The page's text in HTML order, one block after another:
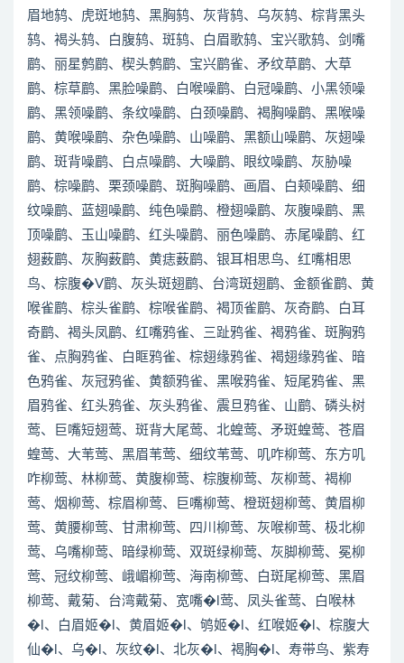
眉地鸫、虎斑地鸫、黑胸鸫、灰背鸫、乌灰鸫、棕背黑头
鸫、褐头鸫、白腹鸫、斑鸫、白眉歌鸫、宝兴歌鸫、剑嘴
鹛、丽星鹩鹛、楔头鹩鹛、宝兴鹛雀、矛纹草鹛、大草
鹛、棕草鹛、黑脸噪鹛、白喉噪鹛、白冠噪鹛、小黑领噪
鹛、黑领噪鹛、条纹噪鹛、白颈噪鹛、褐胸噪鹛、黑喉噪
鹛、黄喉噪鹛、杂色噪鹛、山噪鹛、黑额山噪鹛、灰翅噪
鹛、斑背噪鹛、白点噪鹛、大噪鹛、眼纹噪鹛、灰胁噪
鹛、棕噪鹛、栗颈噪鹛、斑胸噪鹛、画眉、白颊噪鹛、细
纹噪鹛、蓝翅噪鹛、纯色噪鹛、橙翅噪鹛、灰腹噪鹛、黑
顶噪鹛、玉山噪鹛、红头噪鹛、丽色噪鹛、赤尾噪鹛、红
翅薮鹛、灰胸薮鹛、黄痣薮鹛、银耳相思鸟、红嘴相思
鸟、棕腹�V鹛、灰头斑翅鹛、台湾斑翅鹛、金额雀鹛、黄
喉雀鹛、棕头雀鹛、棕喉雀鹛、褐顶雀鹛、灰奇鹛、白耳
奇鹛、褐头凤鹛、红嘴鸦雀、三趾鸦雀、褐鸦雀、斑胸鸦
雀、点胸鸦雀、白眶鸦雀、棕翅缘鸦雀、褐翅缘鸦雀、暗
色鸦雀、灰冠鸦雀、黄额鸦雀、黑喉鸦雀、短尾鸦雀、黑
眉鸦雀、红头鸦雀、灰头鸦雀、震旦鸦雀、山鹛、磷头树
莺、巨嘴短翅莺、斑背大尾莺、北蝗莺、矛斑蝗莺、苍眉
蝗莺、大苇莺、黑眉苇莺、细纹苇莺、叽咋柳莺、东方叽
咋柳莺、林柳莺、黄腹柳莺、棕腹柳莺、灰柳莺、褐柳
莺、烟柳莺、棕眉柳莺、巨嘴柳莺、橙斑翅柳莺、黄眉柳
莺、黄腰柳莺、甘肃柳莺、四川柳莺、灰喉柳莺、极北柳
莺、乌嘴柳莺、暗绿柳莺、双斑绿柳莺、灰脚柳莺、冕柳
莺、冠纹柳莺、峨嵋柳莺、海南柳莺、白斑尾柳莺、黑眉
柳莺、戴菊、台湾戴菊、宽嘴�l莺、凤头雀莺、白喉林
�l、白眉姬�l、黄眉姬�l、鸲姬�l、红喉姬�l、棕腹大
仙�l、乌�l、灰纹�l、北灰�l、褐胸�l、寿带鸟、紫寿